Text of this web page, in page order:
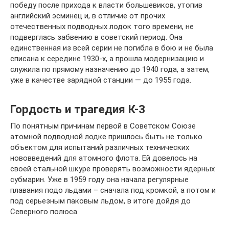
победу после прихода к власти большевиков, утопив
английский эсминец и, в отличие от прочих
отечественных подводных лодок того времени, не
подверглась забвению в советский период. Она
единственная из всей серии не погибла в бою и не была
списана к середине 1930-х, а прошла модернизацию и
служила по прямому назначению до 1940 года, а затем,
уже в качестве зарядной станции — до 1955 года.
Гордость и трагедия К-3
По понятным причинам первой в Советском Союзе
атомной подводной лодке пришлось быть не только
объектом для испытаний различных технических
нововведений для атомного флота. Ей довелось на
своей стальной шкуре проверять возможности ядерных
субмарин. Уже в 1959 году она начала регулярные
плавания подо льдами – сначала под кромкой, а потом и
под серьезным паковым льдом, в итоге дойдя до
Северного полюса.